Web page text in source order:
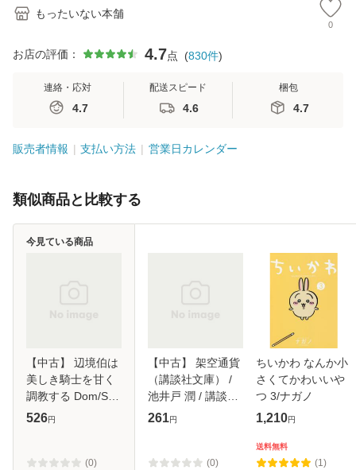
もったいない本舗
0
お店の評価： 4.7点 (830件)
連絡・応対
4.7
配送スピード
4.6
梱包
4.7
販売者情報 支払い方法 営業日カレンダー
類似商品と比較する
【中古】 辺境伯は
美しき騎士を甘く
調教する Dom/Sub
ユニバース
月紅葉 / 二見書房
526円
(0)
今見ている商品
【中古】 架空通貨
（講談社文庫） /
池井戸 潤 / 講談社
[文庫]【メール便送
261円
(0)
ちいかわ なんか小
さくてかわいいや
つ 3/ナガノ
1,210円
送料無料
(1)